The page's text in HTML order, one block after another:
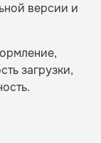
версии и
загрузки,